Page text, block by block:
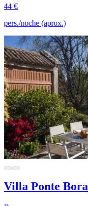
44 €
pers./noche (aprox.)
Villa Ponte Bora